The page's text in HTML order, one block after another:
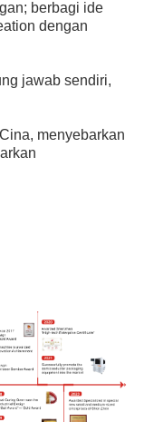
berbagi ide
dengan
jawab sendiri,
menyebarkan